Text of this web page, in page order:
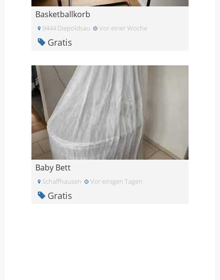
Basketballkorb
9444 Diepoldsau Vor einer Woche
Gratis
Baby Bett
Schaffhausen Vor einigen Tagen
Gratis